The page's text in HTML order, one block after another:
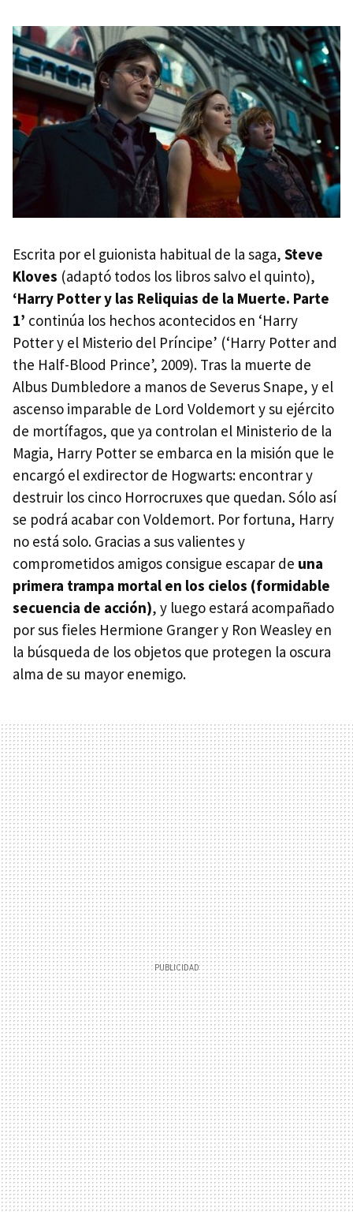
Escrita por el guionista habitual de la saga, Steve
Kloves (adaptó todos los libros salvo el quinto),
‘Harry Potter y las Reliquias de la Muerte. Parte
1’ continúa los hechos acontecidos en ‘Harry
Potter y el Misterio del Príncipe’ (‘Harry Potter and
the Half-Blood Prince’, 2009). Tras la muerte de
Albus Dumbledore a manos de Severus Snape, y el
ascenso imparable de Lord Voldemort y su ejército
de mortífagos, que ya controlan el Ministerio de la
Magia, Harry Potter se embarca en la misión que le
encargó el exdirector de Hogwarts: encontrar y
destruir los cinco Horrocruxes que quedan. Sólo así
se podrá acabar con Voldemort. Por fortuna, Harry
no está solo. Gracias a sus valientes y
comprometidos amigos consigue escapar de una
primera trampa mortal en los cielos (formidable
secuencia de acción), y luego estará acompañado
por sus fieles Hermione Granger y Ron Weasley en
la búsqueda de los objetos que protegen la oscura
alma de su mayor enemigo.